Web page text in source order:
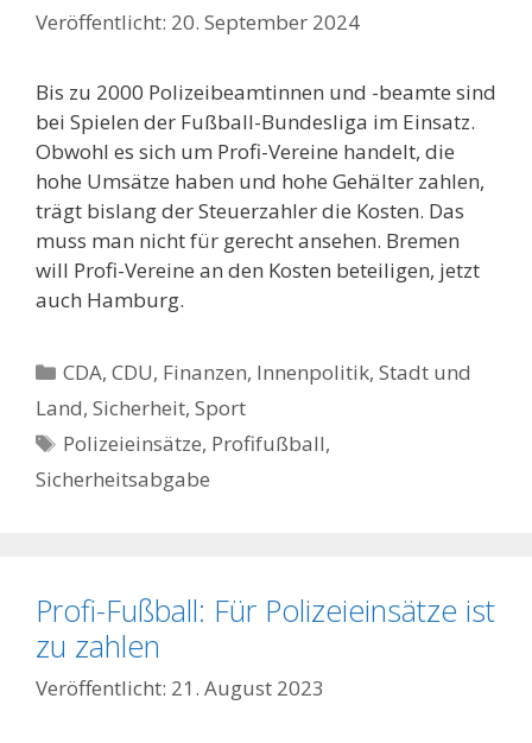
20. September 2024
Bis zu 2000 Polizeibeamtinnen und -beamte sind
bei Spielen der Fußball-Bundesliga im Einsatz.
Obwohl es sich um Profi-Vereine handelt, die
hohe Umsätze haben und hohe Gehälter zahlen,
trägt bislang der Steuerzahler die Kosten. Das
muss man nicht für gerecht ansehen. Bremen
will Profi-Vereine an den Kosten beteiligen, jetzt
auch Hamburg.
Kategorien
CDA,CDU, Finanzen, Innenpolitik, Stadt und
Land, Sicherheit, Sport
Schlagwörter
Polizeieinsätze, Profifußball,
Sicherheitsabgabe
Profi-Fußball: Für Polizeieinsätze ist
zu zahlen
21. August 2023